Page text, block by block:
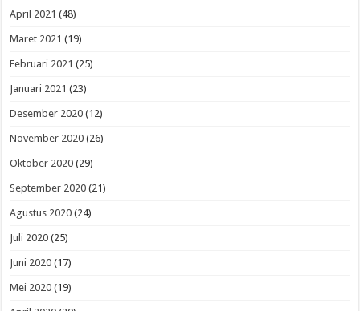
April 2021 (48)
Maret 2021 (19)
Februari 2021 (25)
Januari 2021 (23)
Desember 2020 (12)
November 2020 (26)
Oktober 2020 (29)
September 2020 (21)
Agustus 2020 (24)
Juli 2020 (25)
Juni 2020 (17)
Mei 2020 (19)